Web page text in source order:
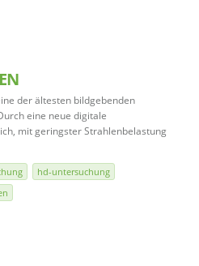
der ältesten bildgebenden
eine neue digitale
mit geringster Strahlenbelastung
hd-untersuchung